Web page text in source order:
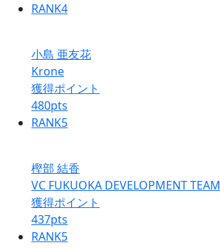
RANK4
小島 亜友花
Krone
獲得ポイント
480pts
RANK5
樫部 結香
VC FUKUOKA DEVELOPMENT TEAM
獲得ポイント
437pts
RANK5